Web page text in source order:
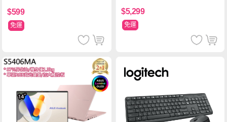
$599
免運
$5,299
免運